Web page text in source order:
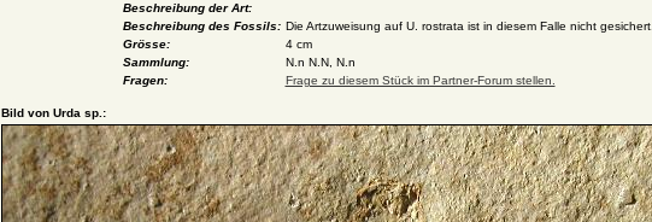
Beschreibung der Art:
Beschreibung des Fossils: Die Artzuweisung auf U. rostrata ist in diesem Falle nicht gesichert.
Grösse:
4 cm
Sammlung:
N.n N.N, N.n
Fragen:
Frage zu diesem Stück im Partner-Forum stellen.
Bild von Urda sp.: